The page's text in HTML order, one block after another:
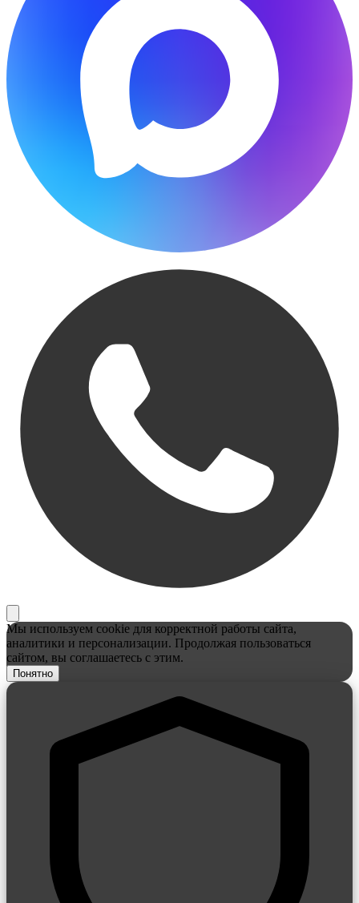
Мы используем cookie для корректной работы сайта,
аналитики и персонализации. Продолжая пользоваться
сайтом, вы соглашаетесь с этим.
Понятно